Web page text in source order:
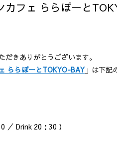
カフェ ららぽーと
だきありがとうございます。
ららぽーとTOKYO-BAY」は下記
／ Drink 20：30 ）